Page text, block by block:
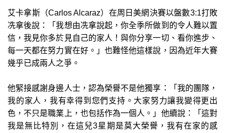
艾卡拿斯（Carlos Alcaraz）在周日美網決賽以盤數3:1打敗
冼拿後說：「我想由冼拿說起，你全季所做到的令人難以置
信，我見你多於見自己的家人！與你分享一切、看你進步、
每一天都在努力實在好。」也難怪他這樣說，因為近年大賽
幾乎已成兩人之爭。
他緊接感謝身邊人士，認為榮譽不是他獨享：「我的團隊，
我的家人，我有幸得到您們支持。大家努力讓我變得更出
色，不只是職業上，也包括作為一個人。」他續說：「這對
我是無比特別，在這兒3星期是莫大榮譽，我有在家的感